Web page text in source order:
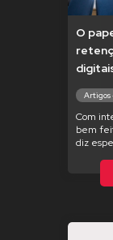
O
Artigos
Com
bem
diz